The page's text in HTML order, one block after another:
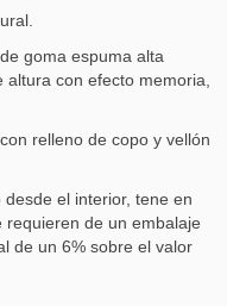
goma espuma alta
con efecto memoria,
relleno de copo y vellón
el interior, tene en
de un embalaje
de un 6% sobre el valor